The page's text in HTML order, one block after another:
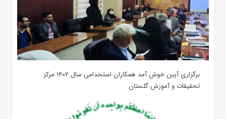
برگزاری آیین خوش آمد همکاران استخدامی سال ۱۴۰۲ مرکز
تحقیقات و آموزش گلستان